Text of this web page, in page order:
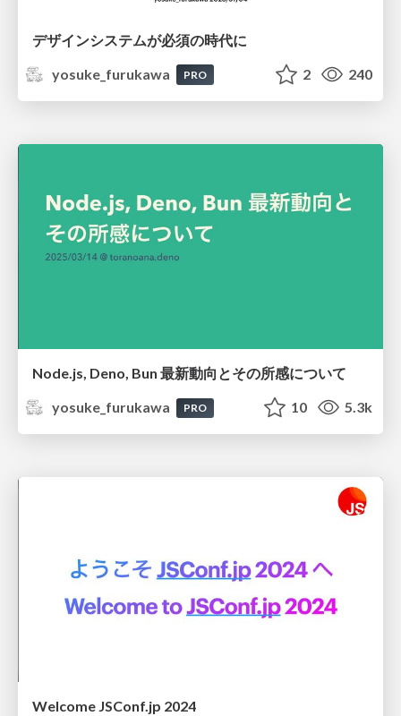
デザインシステムが必須の時代に
yosuke_furukawa
PRO 2 240
Node.js, Deno, Bun 最新動向とその所感について
yosuke_furukawa
PRO 10 5.3k
Welcome JSConf.jp 2024